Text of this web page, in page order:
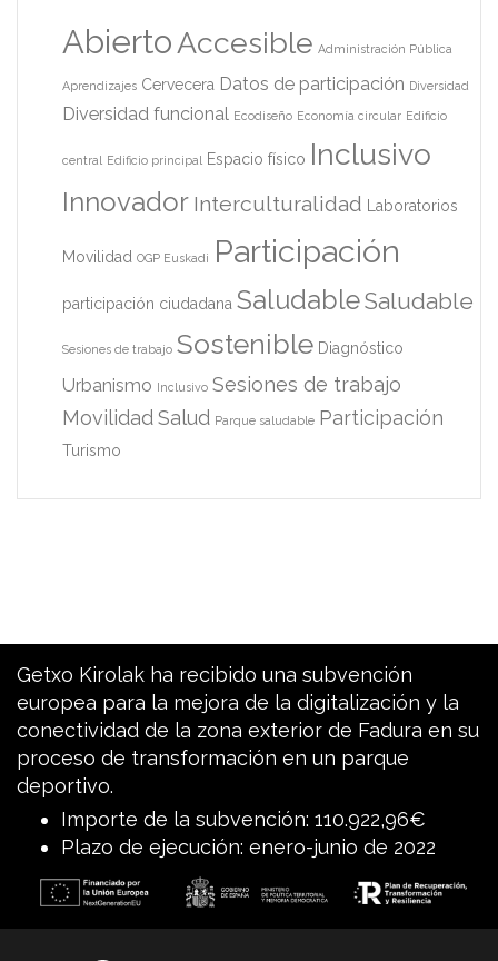
AbiertoAccesible Administración Pública
Aprendizajes Cervecera Datos de participación Diversidad
Diversidad funcional Ecodiseño Economía circular Edificio
central Edificio principal Espacio físico Inclusivo
Innovador Interculturalidad Laboratorios
Movilidad OGP Euskadi Participación
participación ciudadana SaludableSaludable
Sesiones de trabajo Sostenible Diagnóstico
Urbanismo Inclusivo Sesiones de trabajo
Movilidad Salud Parque saludable Participación
Turismo
Getxo Kirolak ha recibido una subvención
europea para la mejora de la digitalización y la
conectividad de la zona exterior de Fadura en su
proceso de transformación en un parque
deportivo.
Importe de la subvención: 110.922,96€
Plazo de ejecución: enero-junio de 2022